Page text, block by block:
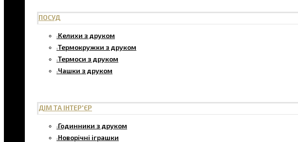
ПОСУД
Келихи з друком
Термокружки з друком
Термоси з друком
Чашки з друком
ДІМ ТА ІНТЕР'ЄР
Годинники з друком
Новорічні іграшки